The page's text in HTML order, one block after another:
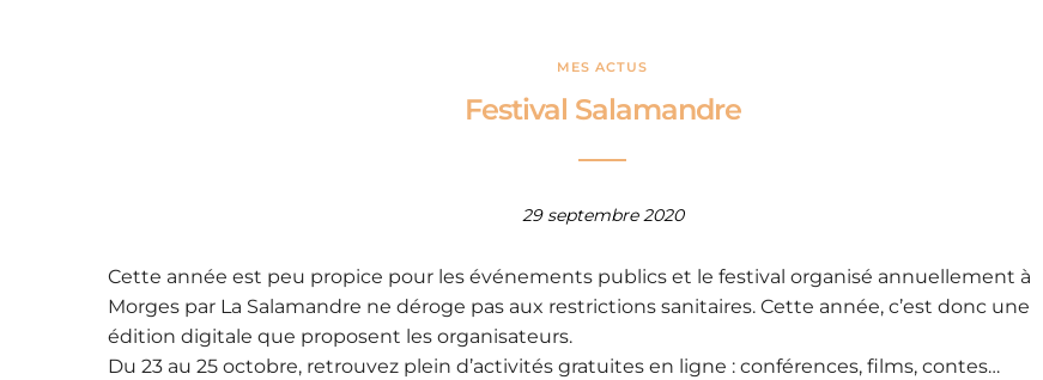
MES ACTUS
Festival Salamandre
29 septembre 2020
Cette année est peu propice pour les événements publics et le festival organisé annuellement à
Morges par La Salamandre ne déroge pas aux restrictions sanitaires. Cette année, c’est donc une
édition digitale que proposent les organisateurs.
Du 23 au 25 octobre, retrouvez plein d’activités gratuites en ligne : conférences, films, contes…